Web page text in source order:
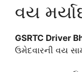
વય
GSRTC Driver
ઉમેદવારની વય